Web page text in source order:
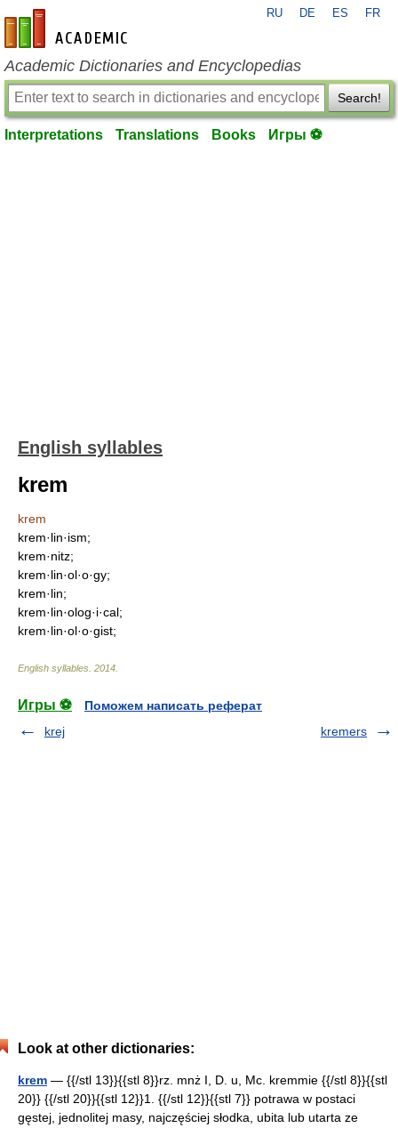
en-academic.com
RU DE ES FR
Academic Dictionaries and Encyclopedias
Search!
Interpretations Translations Books Игры ⚽
English syllables
krem
krem
krem·lin·ism;
krem·nitz;
krem·lin·ol·o·gy;
krem·lin;
krem·lin·olog·i·cal;
krem·lin·ol·o·gist;
English syllables 2014
Игры ⚽
Поможем написать реферат
krej
kremers
Look at other dictionaries:
krem — {{/stl 13}}{{stl 8}}rz. mnż I, D. u, Mc. kremmie {{/stl 8}}{{stl
20}} {{/stl 20}}{{stl 12}}1. {{/stl 12}}{{stl 7}} potrawa w postaci
gęstej, jednolitej masy, najczęściej słodka, ubita lub utarta ze